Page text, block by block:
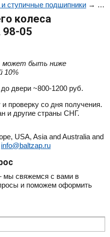
ступичные подшипники →
колеса
98-05
может быть ниже
10%
двери ~800-1200 руб.
проверку со дня получения.
и другие страны СНГ.
USA, Asia and Australia and
info@baltzap.ru
мы свяжемся с вами в
и поможем оформить